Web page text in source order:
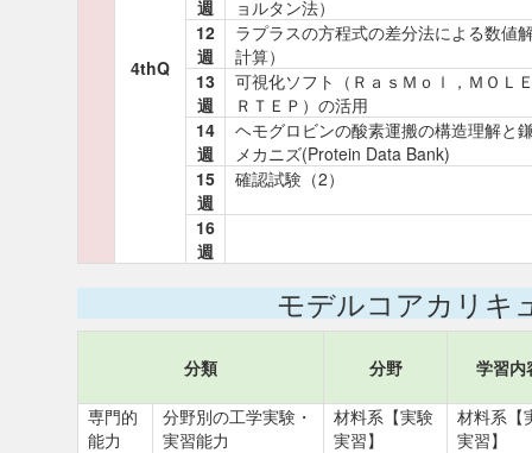
4thQ
週
ョルタン法）
12
週
ラプラスの方程式の差分法による数値
計算）
13
週
可視化ソフト（ＲａｓＭｏｌ，ＭＯＬ
ＲＴＥＰ）の活用
14
週
ヘモグロビンの酸素運搬の構造理解と
メカニズ(Protein Data Bank)
15
週
確認試験（2）
16
週
モデルコアカリキ
分類 分野 学習内
専門的
能力
分野別の工学実験・
実習能力
材料系【実験
実習】
材料系【
実習】